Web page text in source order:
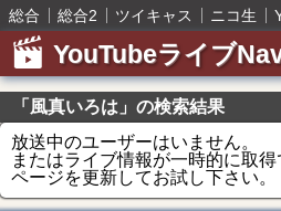
総合 総合2 ツイキャス ニコ生
YouTubeライブ
「風真いろは」の検索結果
放送中のユーザーはいません。
またはライブ情報が一時的に取得
ページを更新してお試し下さい。